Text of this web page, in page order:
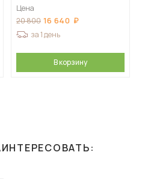
Цена
20 800 16 640
за 1 день
В корзину